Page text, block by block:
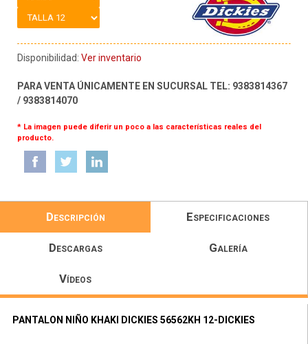
Disponibilidad: Ver inventario
PARA VENTA ÚNICAMENTE EN SUCURSAL TEL: 9383814367
/ 9383814070
* La imagen puede diferir un poco a las características reales del
producto.
Descripción Especificaciones
Descargas Galería
Vídeos
PANTALON NIÑO KHAKI DICKIES 56562KH 12-DICKIES